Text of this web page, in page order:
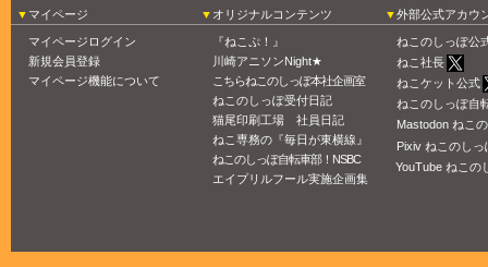
マイページ
マイページログイン
新規会員登録
マイページ機能について
オリジナルコンテンツ
『ねこぷ！』
川崎アニソンNight★
こちらねこのしっぽ本社企画室
ねこのしっぽ受付日記
猫尾印刷工場 社員日記
ねこ専務の『毎日が東横線』
ねこのしっぽ自転車部！NSBC
エイプリルフール実施企画集
外部公式アカウ
ねこのしっぽ公
ねこ社長
ねこケット公式
ねこのしっぽ自
Mastodon ねこ
Pixiv ねこのしっ
YouTube ねこの